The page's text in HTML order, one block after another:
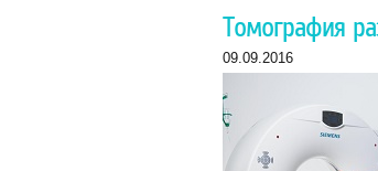
Томография
09.09.2016